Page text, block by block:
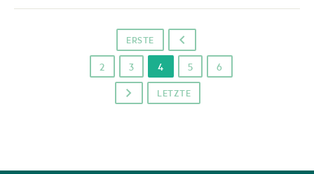
ERSTE o
p LETZTE
2 3 4 5 6